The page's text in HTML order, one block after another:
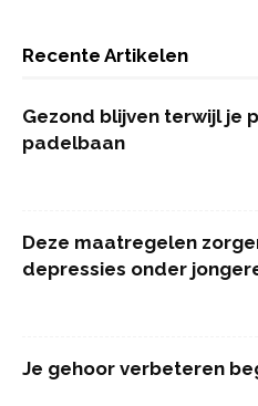
Recente Artikelen
Gezond blijven terwijl je
padelbaan
Deze maatregelen
depressies onder
Je gehoor verbeteren